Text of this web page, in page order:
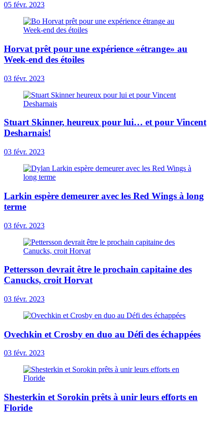
05 févr. 2023
Horvat prêt pour une expérience «étrange» au
Week-end des étoiles
03 févr. 2023
Stuart Skinner, heureux pour lui… et pour Vincent
Desharnais!
03 févr. 2023
Larkin espère demeurer avec les Red Wings à long
terme
03 févr. 2023
Pettersson devrait être le prochain capitaine des
Canucks, croit Horvat
03 févr. 2023
Ovechkin et Crosby en duo au Défi des échappées
03 févr. 2023
Shesterkin et Sorokin prêts à unir leurs efforts en
Floride